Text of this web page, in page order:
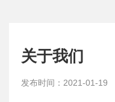
关于我们
发布时间： 2021-01-19